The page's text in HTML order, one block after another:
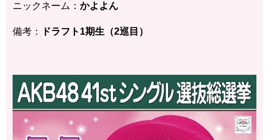
ニックネーム： かよよん
備考： ドラフト1期生（2巡目）